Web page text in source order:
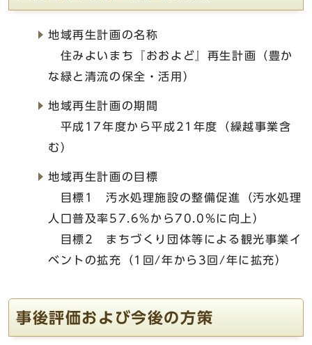
地域再生計画の名称
住みよいまち『おおよど』再生計画（豊か
な緑と清流の保全・活用）
地域再生計画の期間
平成17年度から平成21年度（繰越事業含
む）
地域再生計画の目標
目標1 汚水処理施設の整備促進（汚水処理
人口普及率57.6%から70.0%に向上）
目標2 まちづくり団体等による観光事業イ
ベントの拡充（1回/年から3回/年に拡充）
事後評価および今後の方策